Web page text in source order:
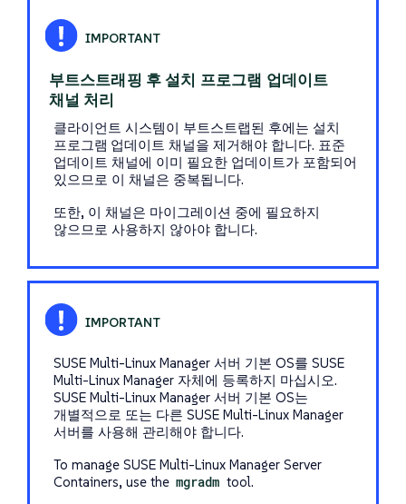
부트스트래핑 후 설치 프로그램 업데이트
채널 처리
클라이언트 시스템이 부트스트랩된 후에는 설치
프로그램 업데이트 채널을 제거해야 합니다. 표준
업데이트 채널에 이미 필요한 업데이트가 포함되어
있으므로 이 채널은 중복됩니다.
또한, 이 채널은 마이그레이션 중에 필요하지
않으므로 사용하지 않아야 합니다.
SUSE Multi-Linux Manager 서버 기본 OS를 SUSE
Multi-Linux Manager 자체에 등록하지 마십시오.
SUSE Multi-Linux Manager 서버 기본 OS는
개별적으로 또는 다른 SUSE Multi-Linux Manager
서버를 사용해 관리해야 합니다.
To manage SUSE Multi-Linux Manager Server
Containers, use the mgradm tool.